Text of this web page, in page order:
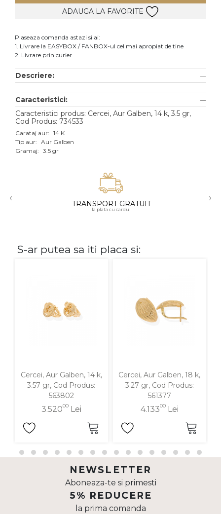
Accesorii
Aur alb
Aur roz
Aur mixt
18K
ADAUGA LA FAVORITE
Plaseaza comanda astazi si ai:
1. Livrare la EASYBOX / FANBOX-ul cel mai apropiat de tine
2. Livrare prin curier
Descriere:
Caracteristici:
Caracteristici produs: Cercei, Aur Galben, 14 k, 3.5 gr,
Cod Produs: 734533
Carataj aur: 14 K
Tip aur: Aur Galben
Gramaj: 3.5 gr
‹ TRANSPORT GRATUIT
la plata cu cardul
›
S-ar putea sa iti placa si:
Cercei, Aur Galben, 14 k,
3.57 gr, Cod Produs:
563802
3.52000Lei
Cercei, Aur Galben, 18 k,
3.27 gr, Cod Produs:
561377
4.13300Lei
NEWSLETTER
Aboneaza-te si primesti
5% REDUCERE
la prima comanda